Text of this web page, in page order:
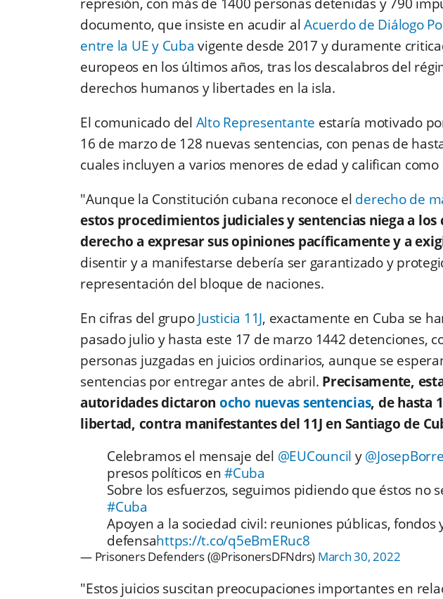
documento, que insiste en acudir alAcuerdo de Diálogo
entre la UE y Cuba vigente desde 2017 y duramente
europeos en los últimos años, tras los descalabros del
derechos humanos y libertades en la isla.
El comunicado del Alto Representante estaría motivado
16 de marzo de 128 nuevas sentencias, con penas de
cuales incluyen a varios menores de edad y califican
"Aunque la Constitución cubana reconoce el derecho de
estos procedimientos judiciales y sentencias niega a los
derecho a expresar sus opiniones pacíficamente y a
disentir y a manifestarse debería ser garantizado y
representación del bloque de naciones.
En cifras del grupoJusticia 11J, exactamente en Cuba se
pasado julio y hasta este 17 de marzo 1442 detenciones,
personas juzgadas en juicios ordinarios, aunque se
sentencias por entregar antes de abril. Precisamente,
autoridades dictaron ocho nuevas sentencias, de hasta
libertad, contra manifestantes del 11J en Santiago de
Celebramos el mensaje del @EUCouncil y
presos políticos en#Cuba
Sobre los esfuerzos, seguimos pidiendo que éstos no
#Cuba
Apoyen a la sociedad civil: reuniones públicas, fondos
defensahttps://t.co/q5eBmERuc8
— Prisoners Defenders (@PrisonersDFNdrs) March 30, 2022
"Estos juicios suscitan preocupaciones importantes en